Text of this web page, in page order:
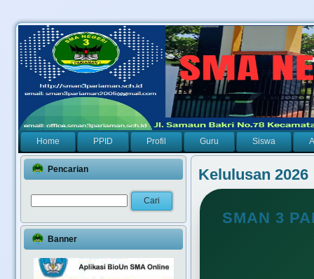
Home PPID Profil Guru Siswa
Pencarian
Banner
Kelulusan 2026
SMAN 3